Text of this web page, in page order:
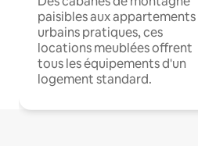
paisibles aux appartements
urbains pratiques, ces
locations meublées offrent
tous les équipements d'un
logement standard.